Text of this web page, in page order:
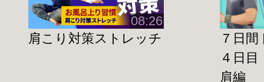
http://home-fitness24.jp/7345
２日目 下半身・お尻編
08:26
肩こり対策ストレッチ
７日
４日
肩編